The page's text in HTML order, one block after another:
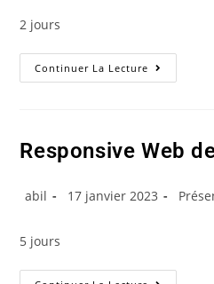
2 jours
Continuer La Lecture
Responsive Web
abil 17 janvier 2023
5 jours